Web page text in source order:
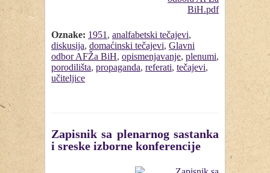
Oznake: 1951 , analfabetski tečajevi,
diskusija, domaćinski tečajevi, Glavni
odbor AFŽa BiH, opismenjavanje, plenumi,
porodilišta, propaganda, referati, tečajevi,
učiteljice
Zapisnik sa plenarnog sastanka
i sreske izborne konferencije